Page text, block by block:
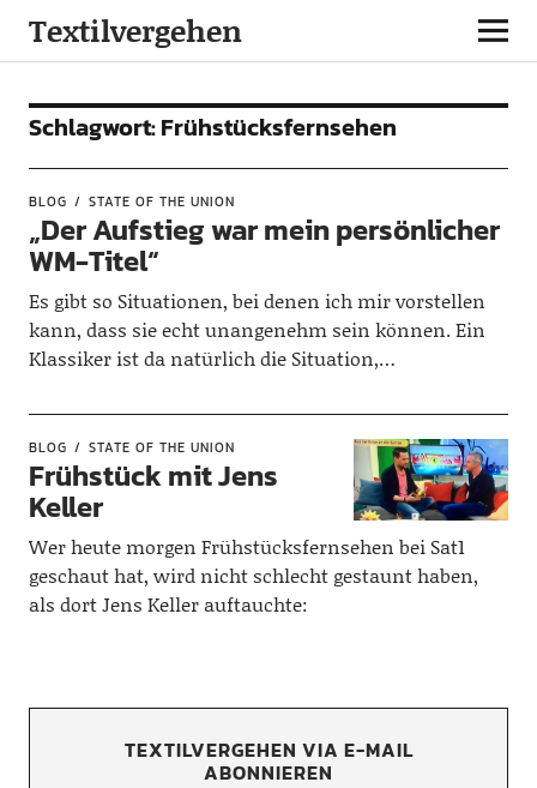
Textilvergehen
Schlagwort:Frühstücksfernsehen
BLOG STATE OF THE UNION
„Der Aufstieg war mein persönlicher
WM-Titel“
Es gibt so Situationen, bei denen ich mir vorstellen
kann, dass sie echt unangenehm sein können. Ein
Klassiker ist da natürlich die Situation,…
BLOG STATE OF THE UNION
Frühstück mit Jens
Keller
Wer heute morgen Frühstücksfernsehen bei Sat1
geschaut hat, wird nicht schlecht gestaunt haben,
als dort Jens Keller auftauchte:
TEXTILVERGEHEN VIA E-MAIL
ABONNIEREN